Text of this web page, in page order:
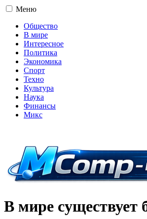
Меню
Общество
В мире
Интересное
Политика
Экономика
Спорт
Техно
Культура
Наука
Финансы
Микс
В мире